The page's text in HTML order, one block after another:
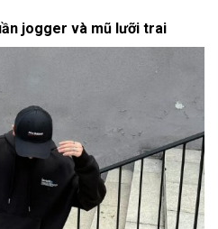
jogger và mũ lưỡi trai